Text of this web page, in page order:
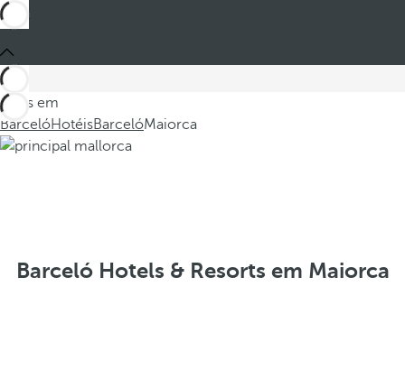
Estes em
BarcelóHotéisBarcelóMaiorca
Barceló Hotels & Resorts em Maiorca